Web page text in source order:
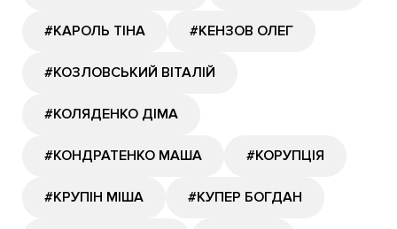
#КАРОЛЬ ТІНА #КЕНЗОВ ОЛЕГ
#КОЗЛОВСЬКИЙ ВІТАЛІЙ
#КОЛЯДЕНКО ДІМА
#КОНДРАТЕНКО МАША #КОРУПЦІЯ
#КРУПІН МІША #КУПЕР БОГДАН